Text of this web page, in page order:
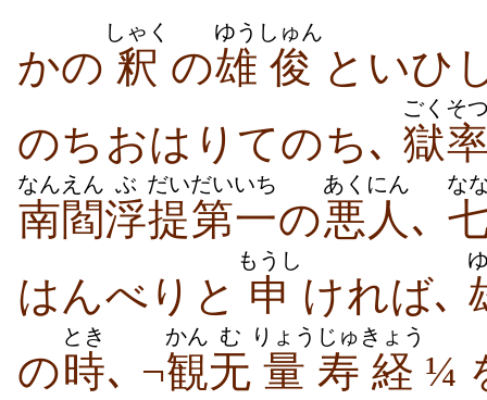
かの 釈
しゃく
の雄
ゆう
俊
しゅん
といひ
のちおはりてのち､ 獄
ごくそ
南
なん
閻
えん
浮
ぶ
提
だい
第一
だいいち
の悪人
あくにん
､
な
はんべりと 申
もうし
ければ､
の時
とき
､ ¬観
かん
无
む
量
りょう
寿
じゅ
経
きょう
¼